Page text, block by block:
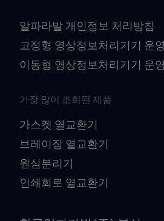
알파라발 개인정보 처리방침
고정형 영상정보처리기기 운
이동형 영상정보처리기기 운
가장 많이 조회된 제품
가스켓 열교환기
브레이징 열교환기
원심분리기
인쇄회로 열교환기